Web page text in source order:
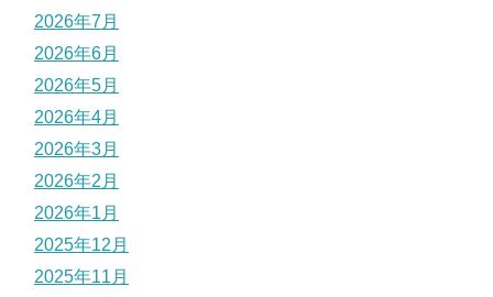
2026年7月
2026年6月
2026年5月
2026年4月
2026年3月
2026年2月
2026年1月
2025年12月
2025年11月